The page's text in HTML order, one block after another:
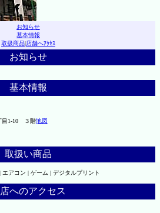
お知らせ
基本情報
取扱商品|店舗へｱｸｾｽ
お知らせ
基本情報
目1-10 ３階地図
取扱い商品
アコン | ゲーム | デジタルプリント
へのアクセス